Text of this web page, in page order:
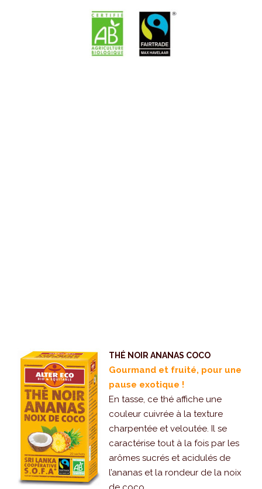
THÉ NOIR ANANAS COCO
Gourmand et fruité, pour une
pause exotique !
En tasse, ce thé affiche une
couleur cuivrée à la texture
charpentée et veloutée. Il se
caractérise tout à la fois par les
arômes sucrés et acidulés de
l’ananas et la rondeur de la noix